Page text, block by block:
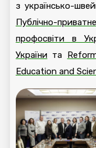
з українсько-
Публічно-
профосвіти в
Українита
Education and